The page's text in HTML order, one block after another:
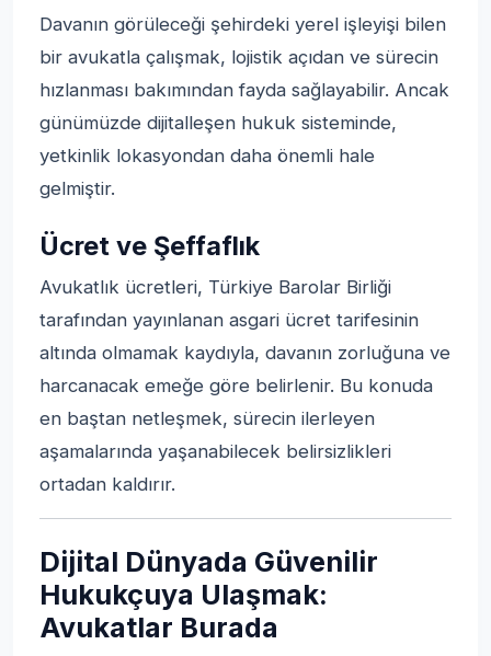
Davanın görüleceği şehirdeki yerel işleyişi bilen
bir avukatla çalışmak, lojistik açıdan ve sürecin
hızlanması bakımından fayda sağlayabilir. Ancak
günümüzde dijitalleşen hukuk sisteminde,
yetkinlik lokasyondan daha önemli hale
gelmiştir.
Ücret ve Şeffaflık
Avukatlık ücretleri, Türkiye Barolar Birliği
tarafından yayınlanan asgari ücret tarifesinin
altında olmamak kaydıyla, davanın zorluğuna ve
harcanacak emeğe göre belirlenir. Bu konuda
en baştan netleşmek, sürecin ilerleyen
aşamalarında yaşanabilecek belirsizlikleri
ortadan kaldırır.
Dijital Dünyada Güvenilir
Hukukçuya Ulaşmak:
Avukatlar Burada